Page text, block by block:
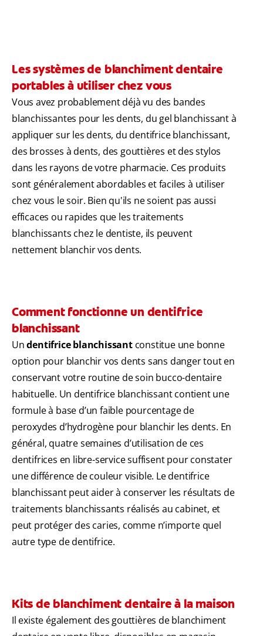
Les systèmes de blanchiment dentaire
portables à utiliser chez vous
Vous avez probablement déjà vu des bandes
blanchissantes pour les dents, du gel blanchissant à
appliquer sur les dents, du dentifrice blanchissant,
des brosses à dents, des gouttières et des stylos
dans les rayons de votre pharmacie. Ces produits
sont généralement abordables et faciles à utiliser
chez vous le soir. Bien qu'ils ne soient pas aussi
efficaces ou rapides que les traitements
blanchissants chez le dentiste, ils peuvent
nettement blanchir vos dents.
Comment fonctionne un dentifrice
blanchissant
Undentifrice blanchissantconstitue une bonne
option pour blanchir vos dents sans danger tout en
conservant votre routine de soin bucco-dentaire
habituelle. Un dentifrice blanchissant contient une
formule à base d’un faible pourcentage de
peroxydes d’hydrogène pour blanchir les dents. En
général, quatre semaines d’utilisation de ces
dentifrices en libre-service suffisent pour constater
une différence de couleur visible. Le dentifrice
blanchissant peut aider à conserver les résultats de
traitements blanchissants réalisés au cabinet, et
peut protéger des caries, comme n’importe quel
autre type de dentifrice.
Kits de blanchiment dentaire à la maison
Il existe également des gouttières de blanchiment